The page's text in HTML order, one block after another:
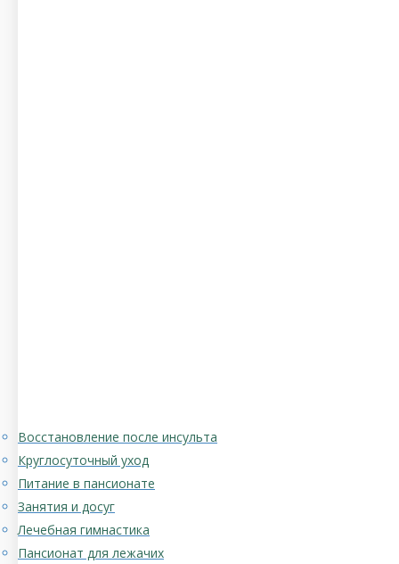
Восстановление после инсульта
Круглосуточный уход
Питание в пансионате
Занятия и досуг
Лечебная гимнастика
Пансионат для лежачих